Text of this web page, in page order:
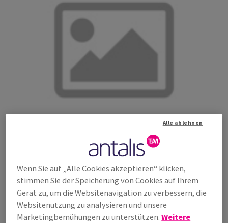
Alaska White
Zeige Produkte(10)
Wenn Sie auf „Alle Cookies akzeptieren“ klicken,
stimmen Sie der Speicherung von Cookies auf Ihrem
Gerät zu, um die Websitenavigation zu verbessern, die
Websitenutzung zu analysieren und unsere
Marketingbemühungen zu unterstützen.Weitere
Alle ablehnen